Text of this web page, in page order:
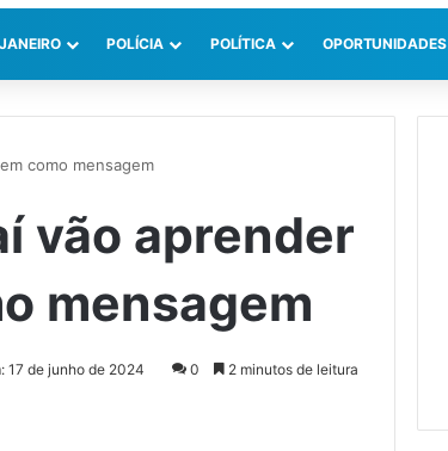
POLÍCIA POLÍTICA OPORTUNIDADES
como mensagem
vão aprender
mensagem
17 de junho de 2024 0 2 minutos de leitura